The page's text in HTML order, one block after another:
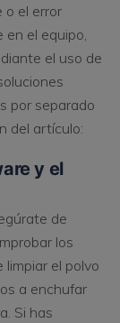
o el error
el equipo,
el uso de
por separado
del artículo:
y el
de
los
el polvo
a enchufar
Si has